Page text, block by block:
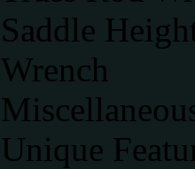
Saddle
Wrench
Unique